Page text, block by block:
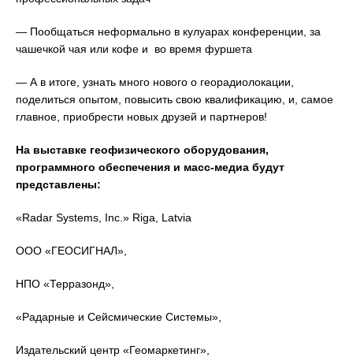
— Пообщаться неформально в кулуарах конференции, за
чашечкой чая или кофе и во время фуршета
— А в итоге, узнать много нового о георадиолокации,
поделиться опытом, повысить свою квалификацию, и, самое
главное, приобрести новых друзей и партнеров!
На выставке геофизического оборудования,
программного обеспечения и масс-медиа будут
представлены:
«Radar Systems, Inc.» Riga, Latvia
ООО «ГЕОСИГНАЛ»,
НПО «Терразонд»,
«Радарные и Сейсмические Системы»,
Издательский центр «Геомаркетинг»,